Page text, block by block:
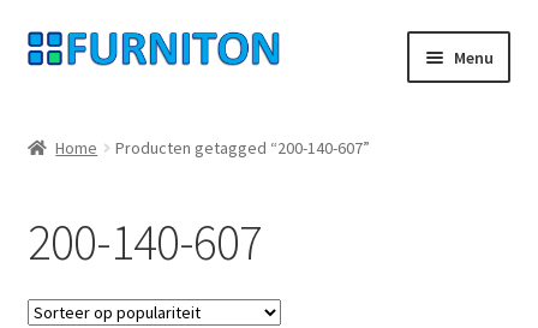
Ga
door
navigatie
Ga
naar
inhoud
Menu
Gegevensbescherming
Herroepingsrecht
Home Producten getagged “200-140-607”
200-140-607